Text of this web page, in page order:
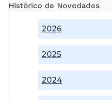
Histórico de Novedades
2024
2025
2026